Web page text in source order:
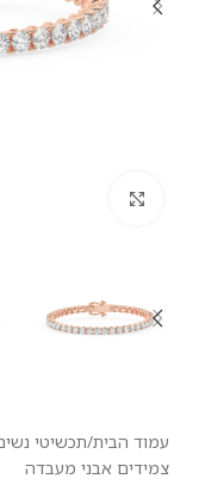
עמוד הבית/תכשיטי
צמידים אבני מעבדה